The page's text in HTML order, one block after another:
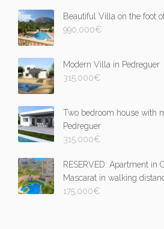
Beautiful Villa on the foot
990,000€
Modern Villa in Pedreguer
315,000€
Two bedroom house with
Pedreguer
315,000€
RESERVED: Apartment in
Mascarat in walking
175,000€